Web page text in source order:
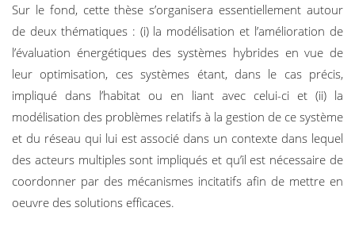
Sur le fond, cette thèse s’organisera essentiellement autour
de deux thématiques : (i) la modélisation et l’amélioration de
l’évaluation énergétiques des systèmes hybrides en vue de
leur optimisation, ces systèmes étant, dans le cas précis,
impliqué dans l’habitat ou en liant avec celui-ci et (ii) la
modélisation des problèmes relatifs à la gestion de ce système
et du réseau qui lui est associé dans un contexte dans lequel
des acteurs multiples sont impliqués et qu’il est nécessaire de
coordonner par des mécanismes incitatifs afin de mettre en
oeuvre des solutions efficaces.